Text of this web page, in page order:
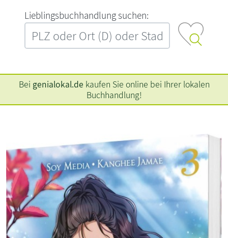
L‍i‍e‍b‍l‍i‍n‍g‍s‍b‍u‍c‍h‍h‍a‍n‍d‍l‍u‍n‍g‍ ‍s‍u‍c‍h‍e‍n‍:‍
Bei genialokal.de kaufen Sie online bei Ihrer lokalen
Buchhandlung!